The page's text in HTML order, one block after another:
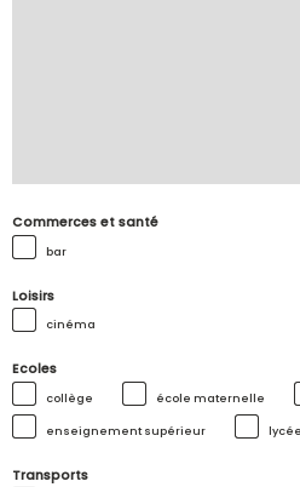
Commerces et santé
bar
Loisirs
cinéma
Ecoles
collège école maternelle
enseignement supérieur lycée
Transports